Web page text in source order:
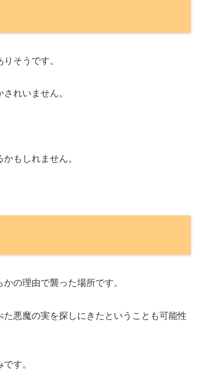
そうです。
れいません。
もしれません。
の理由で襲った場所です。
悪魔の実を探しにきたということも可能性
す。